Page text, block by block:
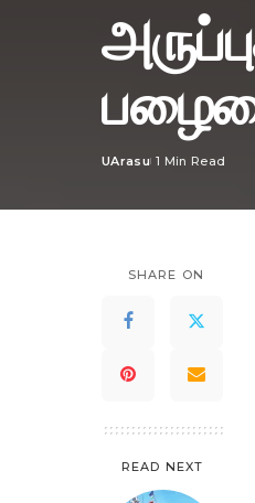
Posted
UArasu 1 Min Read
SHARE ON
READ NEXT